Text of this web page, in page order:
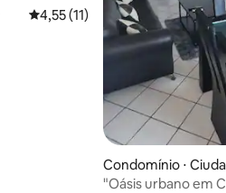
4,55 de uma avaliação média de
4,55 (11)
Condomínio ⋅
en
"Oásis urbano em